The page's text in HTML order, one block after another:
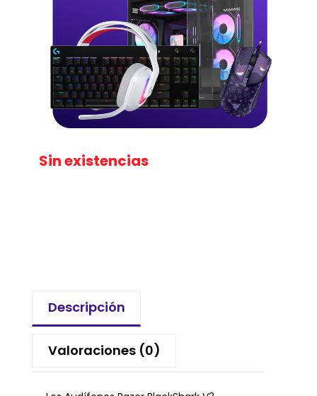
Sin existencias
Descripción
Valoraciones (0)